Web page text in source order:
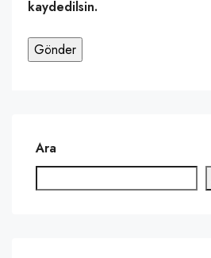
kaydedilsin.
Ara